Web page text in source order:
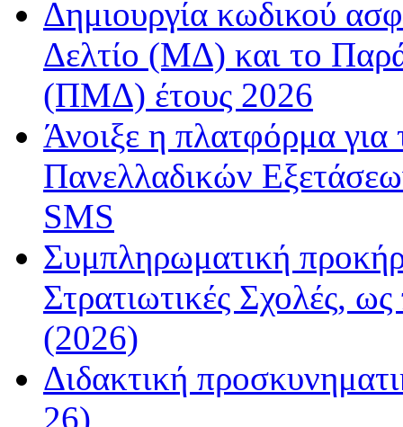
Δημιουργία κωδικού
Δελτίο (ΜΔ) και το
(ΠΜΔ) έτους 2026
Άνοιξε η πλατφόρμα
Πανελλαδικών
SMS
Συμπληρωματική
Στρατιωτικές Σχολές,
(2026)
Διδακτική
26)